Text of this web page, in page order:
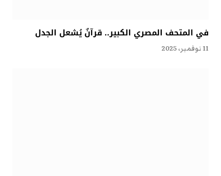
في المتحف المصري الكبير.. قرآنٌ يُشعل الجدل
11 نوفمبر، 2025